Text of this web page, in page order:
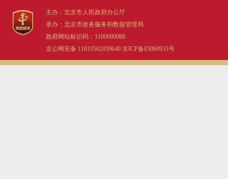
主办：北京市人民政府办公厅
承办：北京市政务服务和数据管理局
政府网站标识码：1100000088
京公网安备 11010502039640 京ICP备05060933号